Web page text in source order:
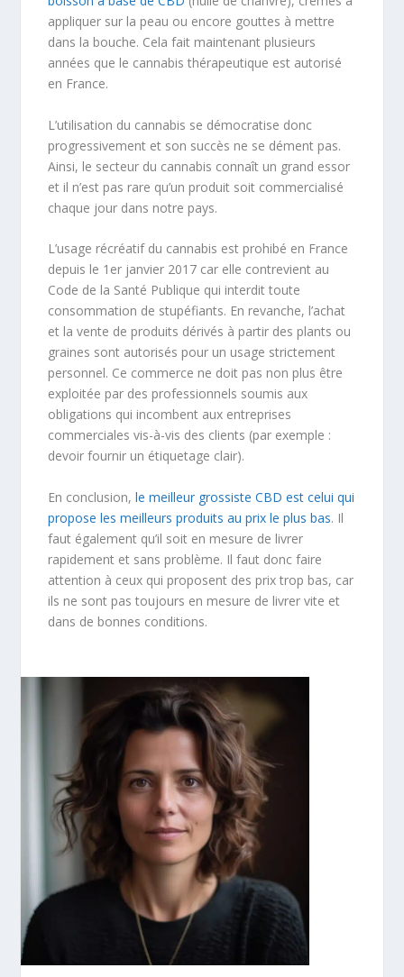
appliquer sur la peau ou encore gouttes à mettre
dans la bouche. Cela fait maintenant plusieurs
années que le cannabis thérapeutique est autorisé
en France.
L’utilisation du cannabis se démocratise donc
progressivement et son succès ne se dément pas.
Ainsi, le secteur du cannabis connaît un grand essor
et il n’est pas rare qu’un produit soit commercialisé
chaque jour dans notre pays.
L’usage récréatif du cannabis est prohibé en France
depuis le 1er janvier 2017 car elle contrevient au
Code de la Santé Publique qui interdit toute
consommation de stupéfiants. En revanche, l’achat
et la vente de produits dérivés à partir des plants ou
graines sont autorisés pour un usage strictement
personnel. Ce commerce ne doit pas non plus être
exploitée par des professionnels soumis aux
obligations qui incombent aux entreprises
commerciales vis-à-vis des clients (par exemple :
devoir fournir un étiquetage clair).
En conclusion,le meilleur grossiste CBD est celui qui
propose les meilleurs produits au prix le plus bas. Il
faut également qu’il soit en mesure de livrer
rapidement et sans problème. Il faut donc faire
attention à ceux qui proposent des prix trop bas, car
ils ne sont pas toujours en mesure de livrer vite et
dans de bonnes conditions.